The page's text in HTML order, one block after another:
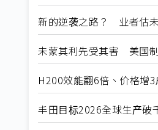
新的逆袭之路？ 业者估
未蒙其利先受其害 美国
H200效能翻6倍、价格增
丰田目标2026全球生产